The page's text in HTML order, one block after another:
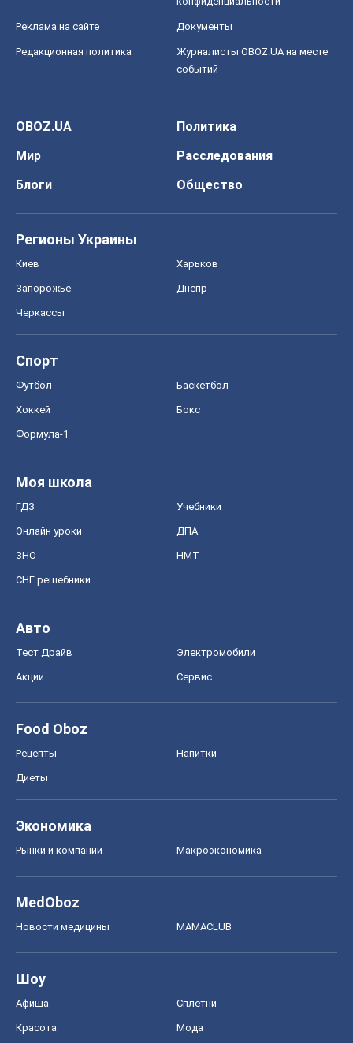
Реклама на сайте Документы
Редакционная политика
Журналисты OBOZ.UA на месте
событий
OBOZ.UA
Политика
Мир
Расследования
Блоги
Общество
Регионы Украины
Киев Харьков
Запорожье Днепр
Черкассы
Спорт
Футбол Баскетбол
Хоккей Бокс
Формула-1
Моя школа
ГДЗ Учебники
Онлайн уроки ДПА
ЗНО НМТ
СНГ решебники
Авто
Тест Драйв Электромобили
Акции Сервис
Food Oboz
Рецепты Напитки
Диеты
Экономика
Рынки и компании Mакроэкономика
MedOboz
Новости медицины MAMACLUB
Шоу
Афиша Сплетни
Красота Мода